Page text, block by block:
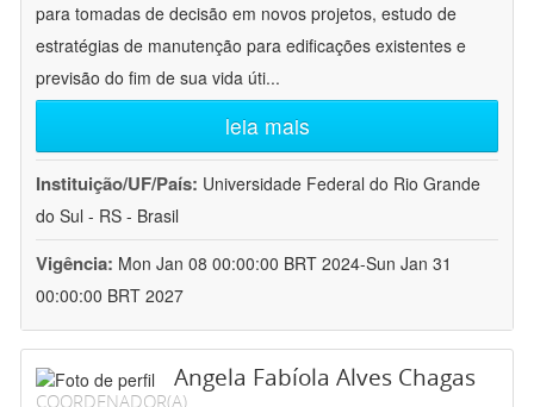
para tomadas de decisão em novos projetos, estudo de
estratégias de manutenção para edificações existentes e
previsão do fim de sua vida úti...
leia mais
Instituição/UF/País: Universidade Federal do Rio Grande
do Sul - RS - Brasil
Vigência: Mon Jan 08 00:00:00 BRT 2024-Sun Jan 31
00:00:00 BRT 2027
Angela Fabíola Alves Chagas
COORDENADOR(A)